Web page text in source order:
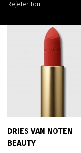
DRIES VAN NOTEN
BEAUTY
Rejeter tout